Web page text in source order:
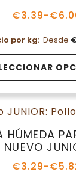
€3.39-€
por kg: Desde
HÚMEDA
NUEVO
€3.29-€